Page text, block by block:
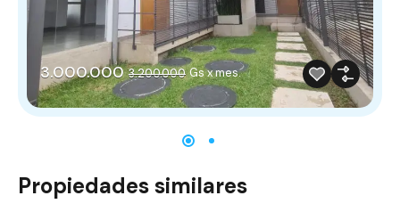
3.000.000 3.200.000 Gs x mes.
Propiedades similares